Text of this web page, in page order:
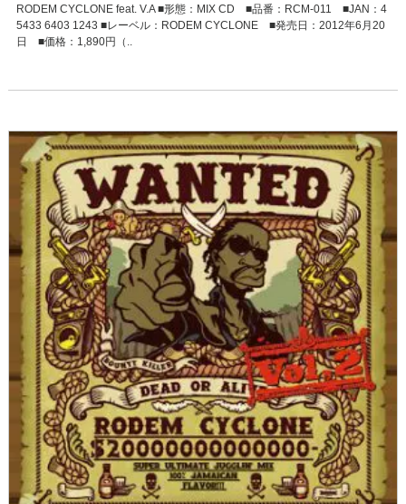
RODEM CYCLONE feat. V.A ■形態：MIX CD ■品番：RCM-011 ■JAN：4
5433 6403 1243 ■レーベル：RODEM CYCLONE ■発売日：2012年6月20
日 ■価格：1,890円（..